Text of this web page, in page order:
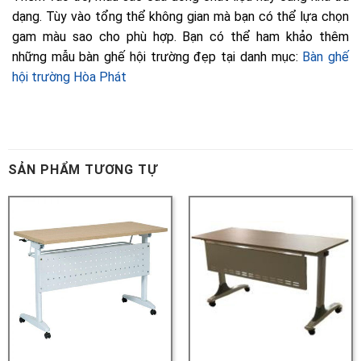
Bàn ghế
hội trường Hòa Phát
SẢN PHẨM TƯƠNG TỰ